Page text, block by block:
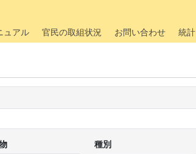
ュアル 官民の取組状況 お問い合わせ 統計
種別